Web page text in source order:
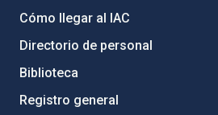
Cómo llegar al IAC
Directorio de personal
Biblioteca
Registro general